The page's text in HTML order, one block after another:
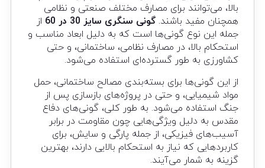
بالا، می‌توانند برای مصارف مختلف صنعتی و نظامی
همچنان مفید باشند.گونی سنگری سایز 30 در 60
از
جمله این نوع گونی‌ها است که به دلیل ابعاد مناسب و
استحکام بالا، در مصارف نظامی، ساختمانی، و حتی
کشاورزی به طور گسترده‌ای استفاده می‌شود.
از این گونی‌ها برای بسته‌بندی مصالح ساختمانی، حمل
مواد شیمیایی، و حتی در پروژه‌های بازسازی پس از
جنگ استفاده می‌شود. به طور کلی، گونی‌های دفاع
مقدس به دلیل ویژگی‌هایی چون مقاومت در برابر
آسیب‌های فیزیکی، از جمله پارگی و سایش، برای
کاربردهایی که نیاز به استحکام بالایی دارند، بهترین
گزینه به شمار می‌آیند.